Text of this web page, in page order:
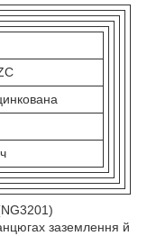
заземлення й